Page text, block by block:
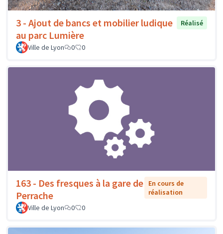
3 - Ajout de bancs et mobilier ludique
au parc Lumière
Réalisé
Ville de Lyon 0 0
163 - Des fresques à la gare de
Perrache
En cours de
réalisation
Ville de Lyon
0 0